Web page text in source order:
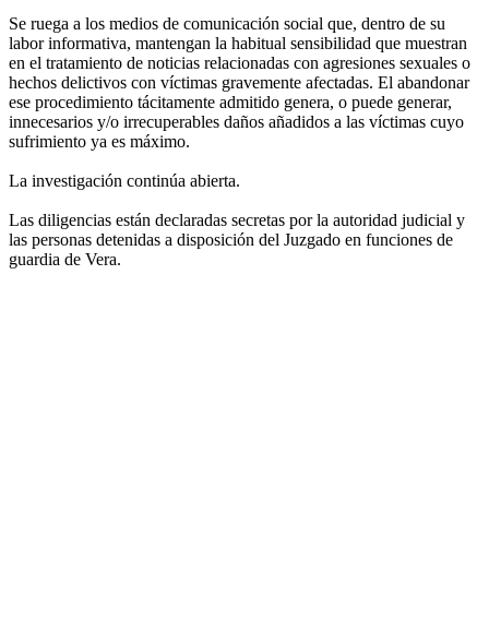
Se ruega a los medios de comunicación social que, dentro de su
labor informativa, mantengan la habitual sensibilidad que muestran
en el tratamiento de noticias relacionadas con agresiones sexuales o
hechos delictivos con víctimas gravemente afectadas. El abandonar
ese procedimiento tácitamente admitido genera, o puede generar,
innecesarios y/o irrecuperables daños añadidos a las víctimas cuyo
sufrimiento ya es máximo.
La investigación continúa abierta.
Las diligencias están declaradas secretas por la autoridad judicial y
las personas detenidas a disposición del Juzgado en funciones de
guardia de Vera.